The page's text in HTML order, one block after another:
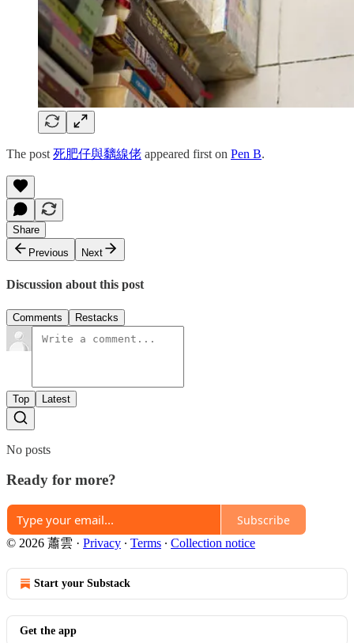
The post 死肥仔與黐線佬 appeared first on Pen B.
Share
Previous
Next
Discussion about this post
Comments Restacks
Top Latest
No posts
Ready for more?
Subscribe
© 2026 蕭雲 · Privacy ∙ Terms ∙ Collection notice
Start your Substack
Get the app